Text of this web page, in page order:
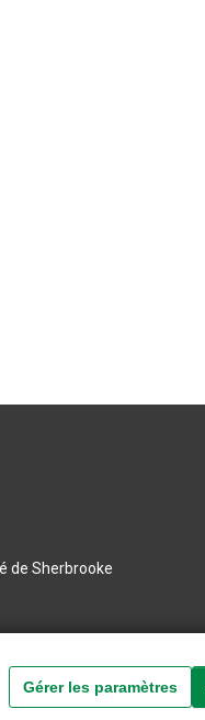
de Sherbrooke
Gérer les paramètres